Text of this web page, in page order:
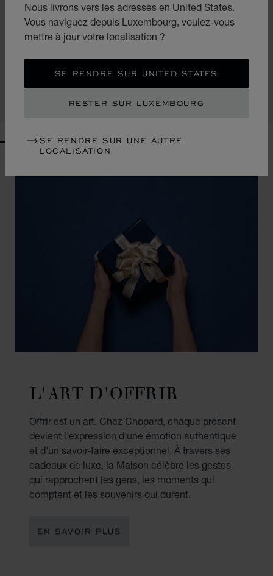
Nous livrons vers les adresses en United States.
Vous naviguez depuis Luxembourg, voulez-vous
mettre à jour votre localisation ?
SE RENDRE SUR UNITED STATES
RESTER SUR LUXEMBOURG
SE RENDRE SUR UNE AUTRE
LOCALISATION
ALLER À LA DIAPOSITIVE 1
ALLER À LA
ALLER À LA
CUIR DE VEAU GRAINÉ GRÈGE
ACHETER
GO TO SLIDE 1
GO TO SLIDE 2
GO TO SLIDE 3
GO TO SLIDE 4
GO TO SLIDE 5
GO TO SLIDE 6
GO TO SLIDE 7
GO TO SLIDE 8
GO TO SLIDE 9
L'ART D'OFFRIR
Offrir est un art. Chez Chopard, chaque présent
devient l'expression d'une émotion authentique
et d'un savoir-faire exceptionnel. À travers ses
cadeaux de luxe, la Maison célèbre les gestes
qui rapprochent les gens, les moments qui
comptent et les souvenirs qui durent.
EN SAVOIR PLUS